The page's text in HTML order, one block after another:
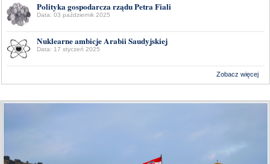
Polityka gospodarcza rządu Petra Fiali
Data: 03 październik 2025
Nuklearne ambicje Arabii Saudyjskiej
Data: 17 styczeń 2025
Zobacz więcej